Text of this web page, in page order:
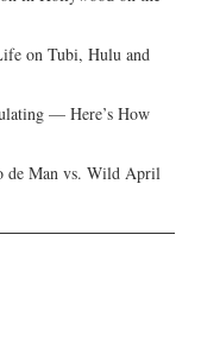
on Tubi, Hulu and
— Here’s How
de Man vs. Wild April